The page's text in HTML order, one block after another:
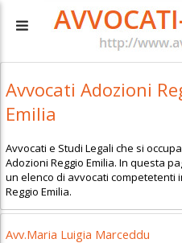
Avvocati Adozioni
Emilia
Avvocati e Studi Legali che si
Adozioni Reggio Emilia. In questa
un elenco di avvocati competetenti
Reggio Emilia.
Avv.Maria Luigia Marceddu